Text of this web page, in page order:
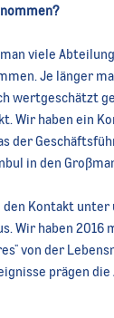
viele
Je länger
wertgeschätzt
Wir haben ein
der
in den
Kontakt unter
Wir haben
von der
prägen